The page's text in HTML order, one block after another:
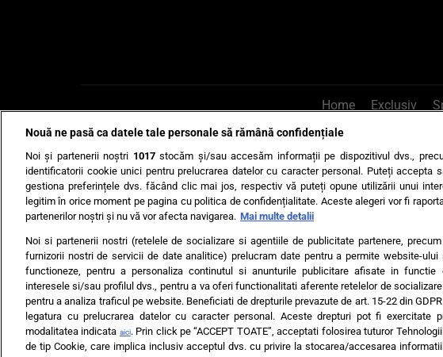
Home Exclusiv
AI UN PONT? Scrie-ne pe
Ultimele stiri Diete
Echipa editorială Termeni si condiții
Nouă ne pasă ca datele tale personale să rămână confidențiale
Noi și partenerii noștri 1017stocăm și/sau accesăm informații pe dispozitivul dvs.,
identificatorii cookie unici pentru prelucrarea datelor cu caracter personal. Puteți accepta
gestiona preferințele dvs. făcând clic mai jos, respectiv vă puteți opune utilizării unui
legitim în orice moment pe pagina cu politica de confidențialitate. Aceste alegeri vor fi
partenerilor noștri și nu vă vor afecta navigarea. Mai multe detalii
Noi si partenerii nostri (retelele de socializare si agentiile de publicitate partenere,
furnizorii nostri de servicii de date analitice) prelucram date pentru a permite website-ului
functioneze, pentru a personaliza continutul si anunturile publicitare afisate in functie
interesele si/sau profilul dvs., pentru a va oferi functionalitati aferente retelelor de
pentru a analiza traficul pe website. Beneficiati de drepturile prevazute de art. 15-22 din
legatura cu prelucrarea datelor cu caracter personal. Aceste drepturi pot fi exercitate
modalitatea indicata aici. Prin click pe “ACCEPT TOATE”, acceptati folosirea tuturor
de tip Cookie, care implica inclusiv acceptul dvs. cu privire la stocarea/accesarea